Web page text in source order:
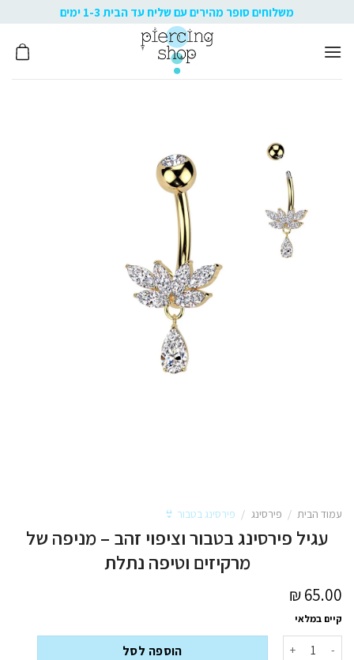
to
content
משלוחים סופר מהירים עם שליח עד הבית 1-3 ימים
עמוד הבית / פירסינג / פירסינג בטבור 👙
עגיל פירסינג בטבור וציפוי זהב – מניפה של
מרקיזים וטיפה נתלת
65.00
₪
קיים במלאי
כמות של עגיל פירסינג בטבור וציפוי זהב - מניפה של מרקיזים וטיפה נתלת
הוספה לסל